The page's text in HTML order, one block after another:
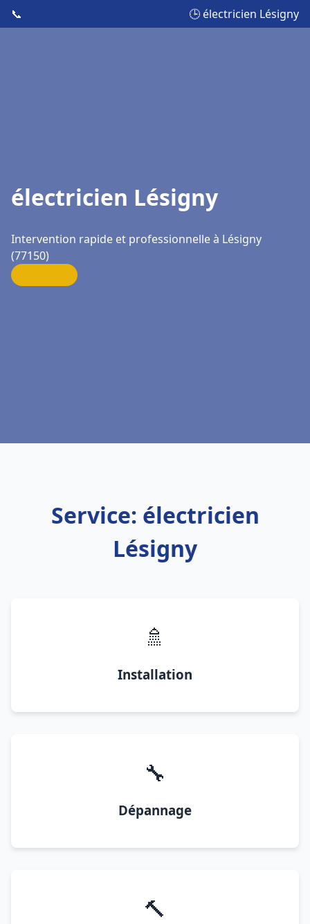
📞 🕒 électricien Lésigny
électricien Lésigny
Intervention rapide et professionnelle à Lésigny
(77150)
Service: électricien
Lésigny
🚿
Installation
🔧
Dépannage
🔨